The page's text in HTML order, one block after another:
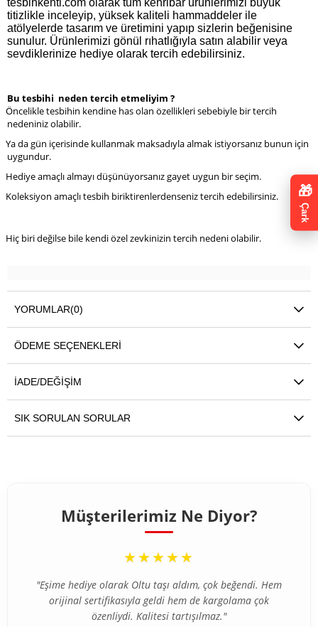
tesbihkenti.com olarak tüm kehribar ürünlerimizi büyük
titizlikle inceleyip, yüksek kaliteli hammaddeler ile
atölyelerde tasarım ve üretimini yapıp sizlerin beğenisine
sunulur. Ürünlerimizi gönül rıhatlığıyla satın alabilir veya
sevdiklerinize hediye olarak tercih edebilirsiniz.
Bu tesbihi neden tercih etmeliyim ?
Öncelikle tesbihin kendine has olan özellikleri sebebiyle bir tercih
nedeniniz olabilir.
Ya da gün içerisinde kullanmak maksadıyla almak istiyorsanız bunun için
uygundur.
Hediye amaçlı almayı düşünüyorsanız gayet uygun bir seçim.
Koleksiyon amaçlı tesbih biriktirenlerdenseniz tercih edebilirsiniz.
Hiç biri değilse bile kendi özel zevkinizin tercih nedeni olabilir.
YORUMLAR(0)
ÖDEME SEÇENEKLERI
İADE/DEĞIŞIM
SIK SORULAN SORULAR
Müşterilerimiz Ne Diyor?
“
★★★★★
"Eşime hediye olarak Oltu taşı aldım, çok beğendi. Hem
orijinal sertifikasıyla geldi hem de kargolama çok
özenliydi. Kalitesi tartışılmaz."
🎁
Çark